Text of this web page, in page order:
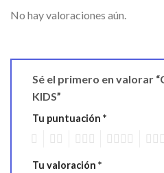
No hay valoraciones aún.
Sé el primero en valorar
KIDS”
Tu puntuación *
Tu valoración *